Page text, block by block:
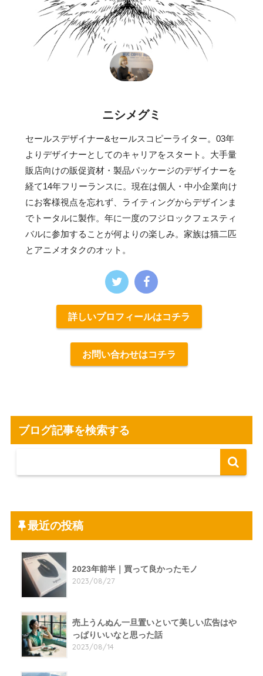
ニシメグミ
セールスデザイナー&セールスコピーライター。03年
よりデザイナーとしてのキャリアをスタート。大手量
販店向けの販促資材・製品パッケージのデザイナーを
経て14年フリーランスに。現在は個人・中小企業向け
にお客様視点を忘れず、ライティングからデザインま
でトータルに製作。年に一度のフジロックフェスティ
バルに参加することが何よりの楽しみ。家族は猫二匹
とアニメオタクのオット。
詳しいプロフィールはコチラ
お問い合わせはコチラ
ブログ記事を検索する
最近の投稿
2023年前半｜買って良かったモノ
2023/08/27
売上うんぬん一旦置いといて美しい広告はや
っぱりいいなと思った話
2023/08/14